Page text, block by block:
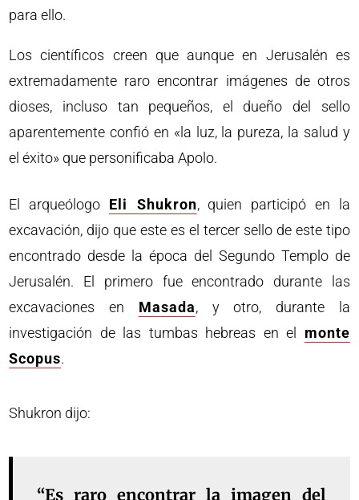
para ello.
Los científicos creen que aunque en Jerusalén es
extremadamente raro encontrar imágenes de otros
dioses, incluso tan pequeños, el dueño del sello
aparentemente confió en «la luz, la pureza, la salud y
el éxito» que personificaba Apolo.
El arqueólogo Eli Shukron, quien participó en la
excavación, dijo que este es el tercer sello de este tipo
encontrado desde la época del Segundo Templo de
Jerusalén. El primero fue encontrado durante las
excavaciones en Masada, y otro, durante la
investigación de las tumbas hebreas en el monte
Scopus.
Shukron dijo:
“Es raro encontrar la imagen del